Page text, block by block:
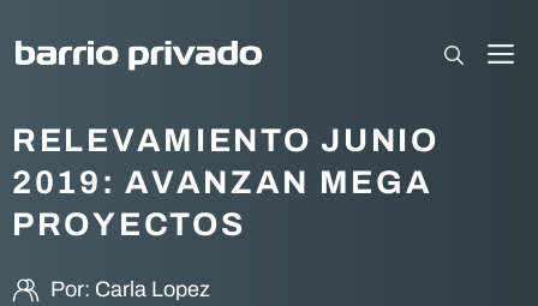
RELEVAMIENTO JUNIO
2019: AVANZAN MEGA
PROYECTOS
Por: Carla Lopez